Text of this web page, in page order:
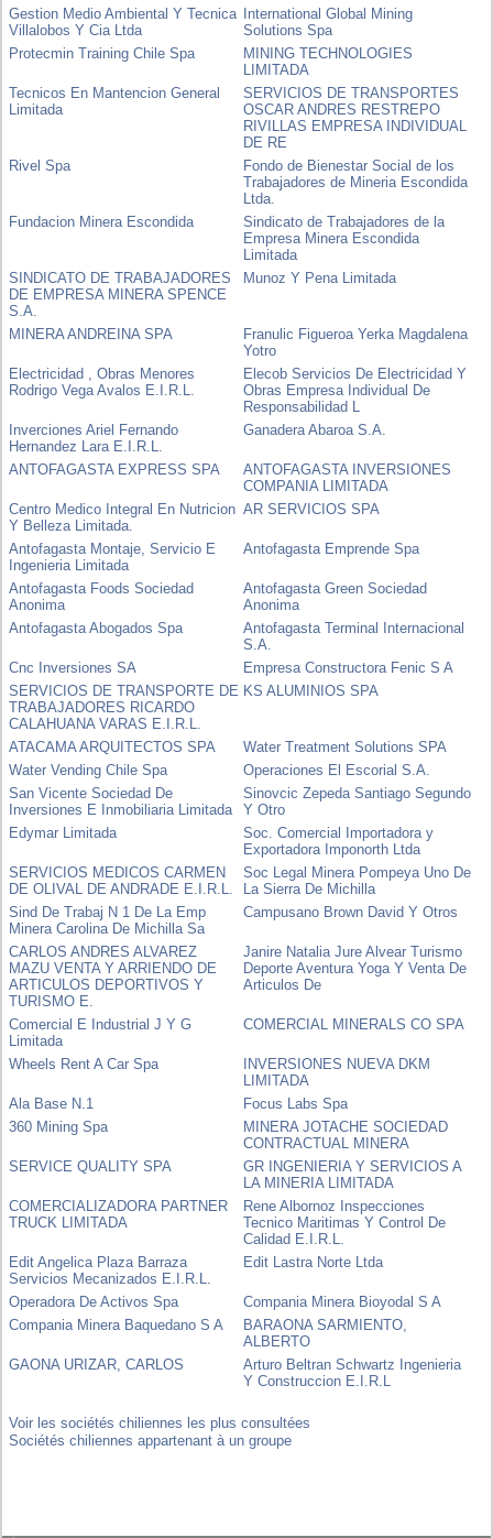
Gestion Medio Ambiental Y Tecnica
Villalobos Y Cia Ltda
International Global Mining
Solutions Spa
Protecmin Training Chile Spa
MINING TECHNOLOGIES
LIMITADA
Tecnicos En Mantencion General
Limitada
SERVICIOS DE TRANSPORTES
OSCAR ANDRES RESTREPO
RIVILLAS EMPRESA INDIVIDUAL
DE RE
Rivel Spa
Fondo de Bienestar Social de los
Trabajadores de Mineria Escondida
Ltda.
Fundacion Minera Escondida
Sindicato de Trabajadores de la
Empresa Minera Escondida
Limitada
SINDICATO DE TRABAJADORES
DE EMPRESA MINERA SPENCE
S.A.
Munoz Y Pena Limitada
MINERA ANDREINA SPA
Franulic Figueroa Yerka Magdalena
Yotro
Electricidad , Obras Menores
Rodrigo Vega Avalos E.I.R.L.
Elecob Servicios De Electricidad Y
Obras Empresa Individual De
Responsabilidad L
Inverciones Ariel Fernando
Hernandez Lara E.I.R.L.
Ganadera Abaroa S.A.
ANTOFAGASTA EXPRESS SPA
ANTOFAGASTA INVERSIONES
COMPANIA LIMITADA
Centro Medico Integral En Nutricion
Y Belleza Limitada.
AR SERVICIOS SPA
Antofagasta Montaje, Servicio E
Ingenieria Limitada
Antofagasta Emprende Spa
Antofagasta Foods Sociedad
Anonima
Antofagasta Green Sociedad
Anonima
Antofagasta Abogados Spa
Antofagasta Terminal Internacional
S.A.
Cnc Inversiones SA
Empresa Constructora Fenic S A
SERVICIOS DE TRANSPORTE DE
TRABAJADORES RICARDO
CALAHUANA VARAS E.I.R.L.
KS ALUMINIOS SPA
ATACAMA ARQUITECTOS SPA
Water Treatment Solutions SPA
Water Vending Chile Spa
Operaciones El Escorial S.A.
San Vicente Sociedad De
Inversiones E Inmobiliaria Limitada
Sinovcic Zepeda Santiago Segundo
Y Otro
Edymar Limitada
Soc. Comercial Importadora y
Exportadora Imponorth Ltda
SERVICIOS MEDICOS CARMEN
DE OLIVAL DE ANDRADE E.I.R.L.
Soc Legal Minera Pompeya Uno De
La Sierra De Michilla
Sind De Trabaj N 1 De La Emp
Minera Carolina De Michilla Sa
Campusano Brown David Y Otros
CARLOS ANDRES ALVAREZ
MAZU VENTA Y ARRIENDO DE
ARTICULOS DEPORTIVOS Y
TURISMO E.
Janire Natalia Jure Alvear Turismo
Deporte Aventura Yoga Y Venta De
Articulos De
Comercial E Industrial J Y G
Limitada
COMERCIAL MINERALS CO SPA
Wheels Rent A Car Spa
INVERSIONES NUEVA DKM
LIMITADA
Ala Base N.1
Focus Labs Spa
360 Mining Spa
MINERA JOTACHE SOCIEDAD
CONTRACTUAL MINERA
SERVICE QUALITY SPA
GR INGENIERIA Y SERVICIOS A
LA MINERIA LIMITADA
COMERCIALIZADORA PARTNER
TRUCK LIMITADA
Rene Albornoz Inspecciones
Tecnico Maritimas Y Control De
Calidad E.I.R.L.
Edit Angelica Plaza Barraza
Servicios Mecanizados E.I.R.L.
Edit Lastra Norte Ltda
Operadora De Activos Spa
Compania Minera Bioyodal S A
Compania Minera Baquedano S A
BARAONA SARMIENTO,
ALBERTO
GAONA URIZAR, CARLOS
Arturo Beltran Schwartz Ingenieria
Y Construccion E.I.R.L
Voir les sociétés chiliennes les plus consultées
Sociétés chiliennes appartenant à un groupe